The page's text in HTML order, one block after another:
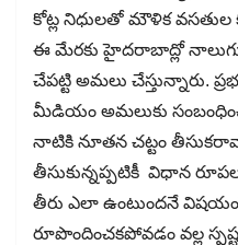
కోట్ల నిధులతో మౌళిక వసతుల
ఈ మేరకు హైదరాబాద్లో
చేపట్టి అమలు చేస్తున్నారు.
మీడియం అమలుకు
నాటికి నూతన చట్టం
తీసుకున్నప్పటికీ విధాన
తీరు ఎలా ఉంటుందనే
రూపొందించకపోవడం వల్ల